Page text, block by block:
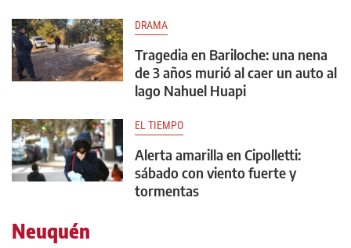
DRAMA
Tragedia en Bariloche: una nena
de 3 años murió al caer un auto al
lago Nahuel Huapi
EL TIEMPO
Alerta amarilla en Cipolletti:
sábado con viento fuerte y
tormentas
Neuquén